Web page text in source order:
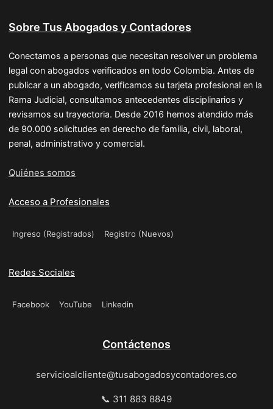
Sobre Tus Abogados y Contadores
Conectamos a personas que necesitan resolver un problema
legal con abogados verificados en todo Colombia. Antes de
publicar a un abogado, verificamos su tarjeta profesional en la
Rama Judicial, consultamos antecedentes disciplinarios y
revisamos su trayectoria. Desde 2016 hemos atendido más
de 90.000 solicitudes en derecho de familia, civil, laboral,
penal, administrativo y comercial.
Quiénes somos
Acceso a Profesionales
Ingreso (Registrados) Registro (Nuevos)
Redes Sociales
Facebook YouTube Linkedin
Contáctenos
servicioalcliente@tusabogadosycontadores.co
📞 311 883 8849